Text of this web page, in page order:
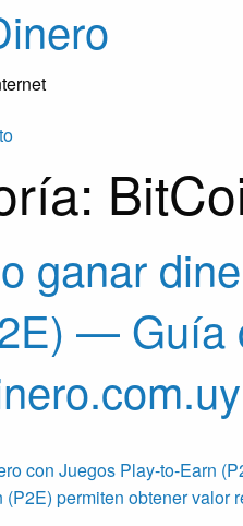
ganar
— Guía
con Juegos Play-to-Earn
(P2E) permiten obtener